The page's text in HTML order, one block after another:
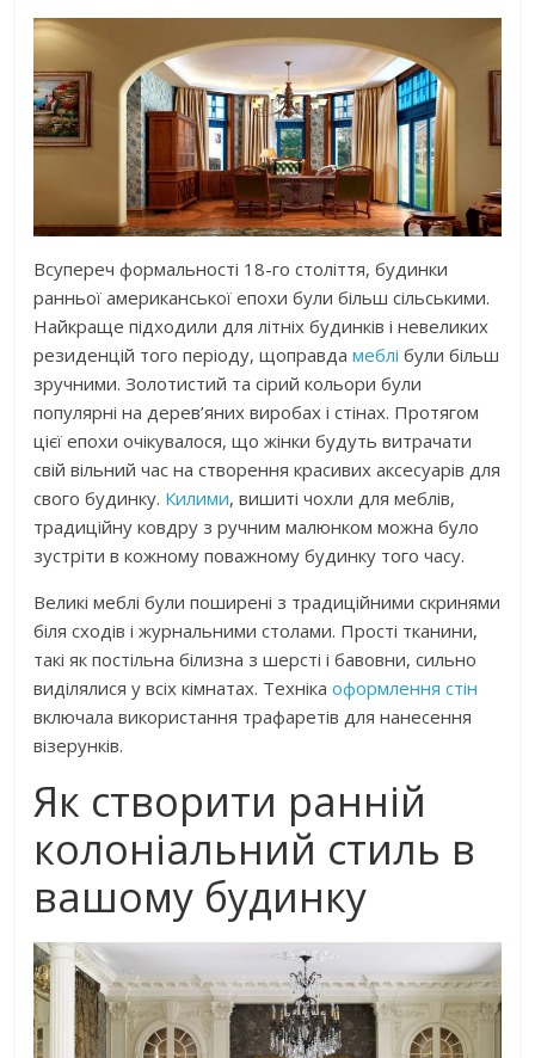
Всупереч формальності 18-го століття, будинки
ранньої американської епохи були більш сільськими.
Найкраще підходили для літніх будинків і невеликих
резиденцій того періоду, щоправдамеблі були більш
зручними. Золотистий та сірий кольори були
популярні на дерев’яних виробах і стінах. Протягом
цієї епохи очікувалося, що жінки будуть витрачати
свій вільний час на створення красивих аксесуарів для
свого будинку. Килими, вишиті чохли для меблів,
традиційну ковдру з ручним малюнком можна було
зустріти в кожному поважному будинку того часу.
Великі меблі були поширені з традиційними скринями
біля сходів і журнальними столами. Прості тканини,
такі як постільна білизна з шерсті і бавовни, сильно
виділялися у всіх кімнатах. Технікаоформлення стін
включала використання трафаретів для нанесення
візерунків.
Як створити ранній
колоніальний стиль в
вашому будинку